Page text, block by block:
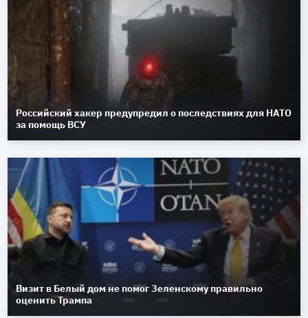
Российский хакер предупредил о последствиях для НАТО
за помощь ВСУ
Визит в Белый дом не помог Зеленскому правильно
оценить Трампа